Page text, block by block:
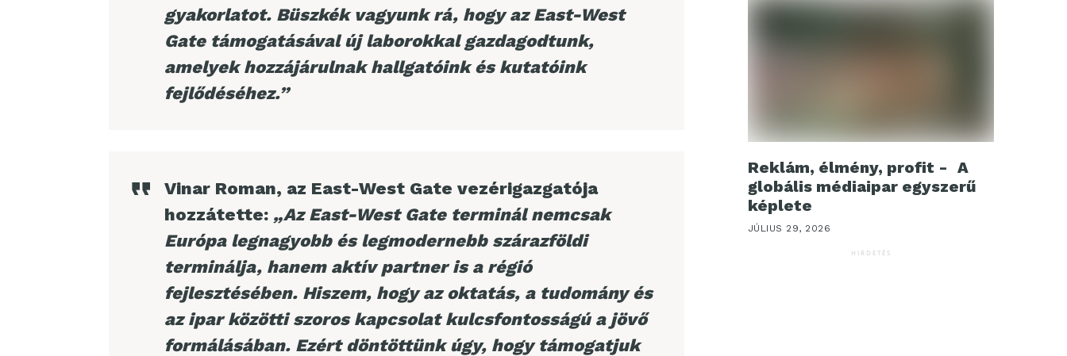
gyakorlatot. Büszkék vagyunk rá, hogy az East-West
Gate támogatásával új laborokkal gazdagodtunk,
amelyek hozzájárulnak hallgatóink és kutatóink
fejlődéséhez.”
Vinar Roman, az East-West Gate vezérigazgatója
hozzátette: „Az East-West Gate terminál nemcsak
Európa legnagyobb és legmodernebb szárazföldi
terminálja, hanem aktív partner is a régió
fejlesztésében. Hiszem, hogy az oktatás, a tudomány és
az ipar közötti szoros kapcsolat kulcsfontosságú a jövő
formálásában. Ezért döntöttünk úgy, hogy támogatjuk
Reklám, élmény, profit - A
globális médiaipar egyszerű
képlete
JÚLIUS 29, 2026
HIRDETÉS